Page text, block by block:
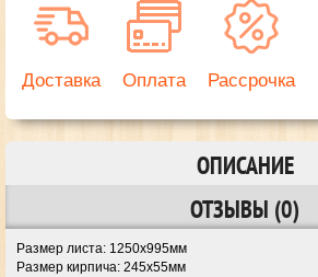
Доставка Оплата Рассрочка
ОПИСАНИЕ
ОТЗЫВЫ (0)
Размер листа: 1250х995мм
Размер кирпича: 245х55мм